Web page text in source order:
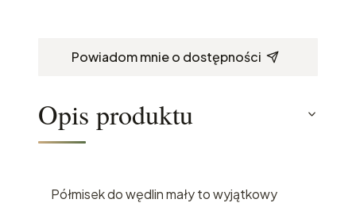
Powiadom mnie o dostępności
Opis produktu
Półmisek do wędlin mały to wyjątkowy